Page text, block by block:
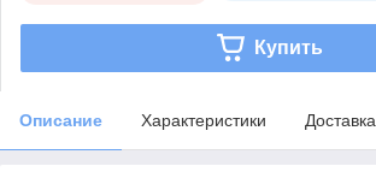
Купить
Описание Характеристики Доставка